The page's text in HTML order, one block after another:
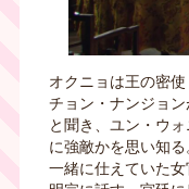
オクニョは王の密使
チョン・ナンジョ
と聞き、ユン・ウ
に強敵かを思い知る
一緒に仕えていた